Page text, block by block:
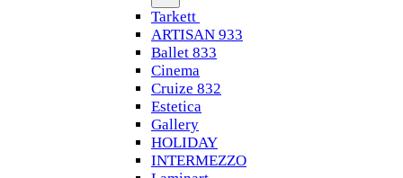
Tarkett
ARTISAN 933
Ballet 833
Cinema
Cruize 832
Estetica
Gallery
HOLIDAY
INTERMEZZO